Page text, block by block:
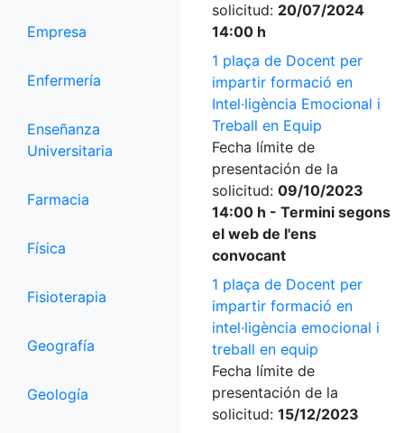
Empresa
Enfermería
Enseñanza
Universitaria
Farmacia
Física
Fisioterapia
Geografía
Geología
solicitud: 20/07/2024
14:00 h
1 plaça de Docent per
impartir formació en
Intel·ligència Emocional i
Treball en Equip
Fecha límite de
presentación de la
solicitud: 09/10/2023
14:00 h - Termini segons
el web de l'ens
convocant
1 plaça de Docent per
impartir formació en
intel·ligència emocional i
treball en equip
Fecha límite de
presentación de la
solicitud: 15/12/2023